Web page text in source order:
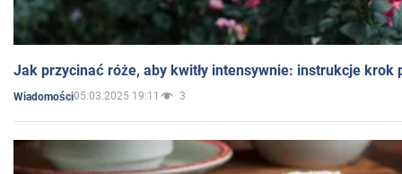
Jak przycinać róże, aby kwitły intensywnie: instrukcje krok
Wiadomości05.03.2025 19:11 3